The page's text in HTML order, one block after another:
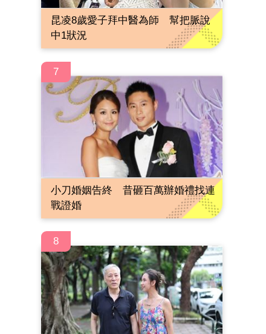
昆凌8歲愛子拜中醫為師 幫把脈說
中1狀況
7
小刀婚姻告終 昔砸百萬辦婚禮找連
戰證婚
8